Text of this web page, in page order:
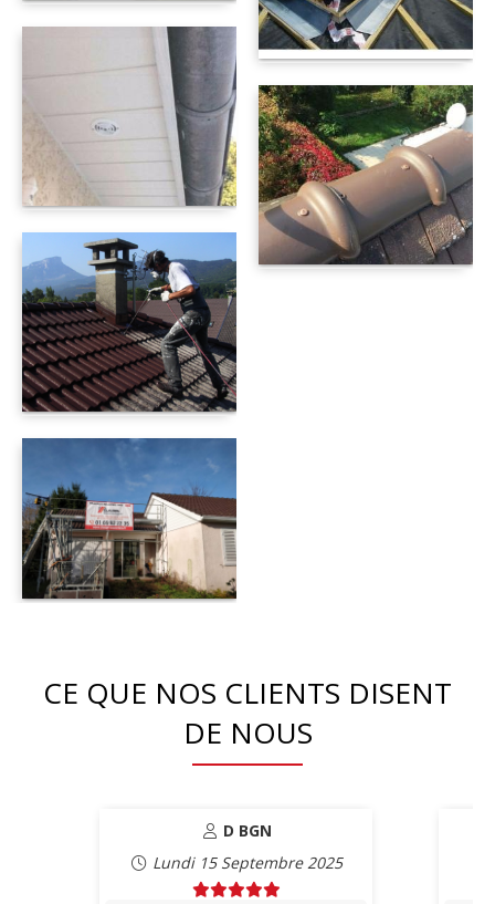
CE QUE NOS CLIENTS DISENT
DE NOUS
D BGN
Lundi 15 Septembre 2025